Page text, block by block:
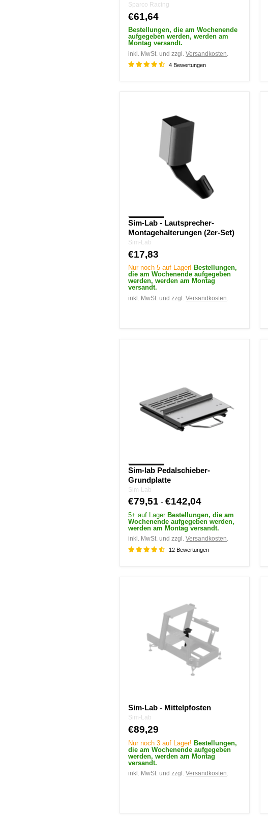
Sparco Racing
€61,64
Bestellungen, die am Wochenende
aufgegeben werden, werden am
Montag versandt.
inkl. MwSt. und zzgl.Versandkosten.
4 Bewertungen
Lautsprecher-
Montagehalterungen
Sim-Lab - Lautsprecher-
Montagehalterungen (2er-Set)
Sim-Lab
€17,83
Nur noch 5 auf Lager! Bestellungen,
die am Wochenende aufgegeben
werden, werden am Montag
versandt.
inkl. MwSt. und zzgl.Versandkosten
Sim-lab Pedalschieber-
Grundplatte
Sim-Lab
€79,51 -€142,04
5+ auf Lager Bestellungen, die am
Wochenende aufgegeben werden,
werden am Montag versandt.
inkl. MwSt. und zzgl.Versandkosten.
12 Bewertungen
Mittelpfosten
Sim-Lab - Mittelpfosten
Sim-Lab
€89,29
Nur noch 3 auf Lager!Bestellungen,
die am Wochenende aufgegeben
werden, werden am Montag
versandt.
inkl. MwSt. und zzgl.Versandkosten.